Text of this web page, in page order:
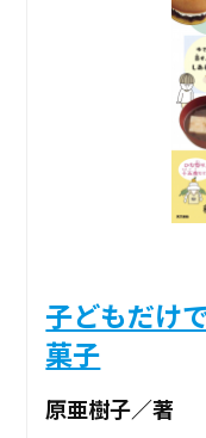
子どもだけ
菓子
原亜樹子／著